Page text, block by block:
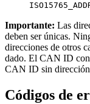
Importante: Las
deben ser únicas.
direcciones de otros
dado. El CAN ID
CAN ID sin
Códigos de